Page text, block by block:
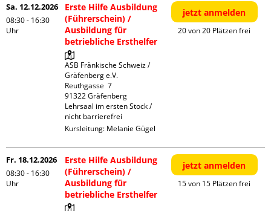
Sa. 12.12.2026
08:30 - 16:30
Uhr
Erste Hilfe Ausbildung
(Führerschein) /
Ausbildung für
betriebliche Ersthelfer
ASB Fränkische Schweiz /
Gräfenberg e.V.
Reuthgasse  7
91322 Gräfenberg
Lehrsaal im ersten Stock /
nicht barrierefrei
Kursleitung: Melanie Gügel
jetzt anmelden
20 von 20 Plätzen frei
Fr. 18.12.2026
08:30 - 16:30
Uhr
Erste Hilfe Ausbildung
(Führerschein) /
Ausbildung für
betriebliche Ersthelfer
jetzt anmelden
15 von 15 Plätzen frei